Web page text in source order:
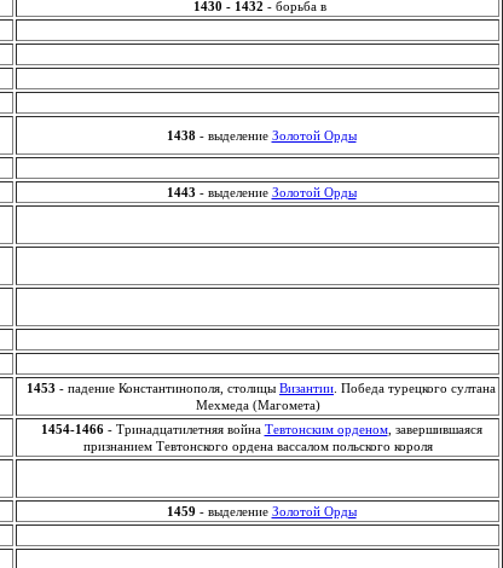
1430 - 1432 - борьба в
1438 - выделение Золотой Орды
1443 - выделение Золотой Орды
1453 - падение Константинополя, столицы Византии . Победа турецкого султана
Мехмеда (Магомета)
1454-1466- Тринадцатилетняя война Тевтонским орденом, завершившаяся
признанием Тевтонского ордена вассалом польского короля
1459 - выделение Золотой Орды